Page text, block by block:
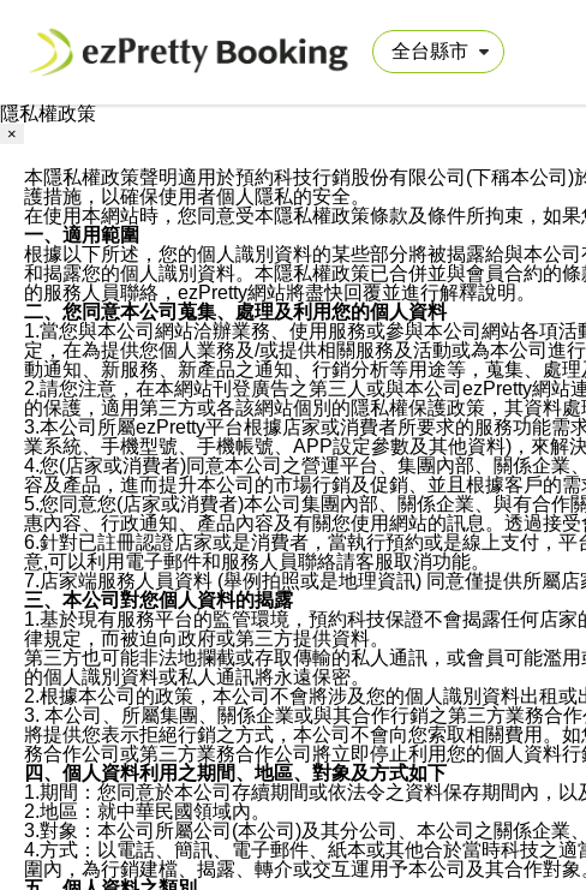
隱私權政策
×
本隱私權政策聲明適用於預約科技行銷股份有限公司(下稱本公司
護措施，以確保使用者個人隱私的安全。
在使用本網站時，您同意受本隱私權政策條款及條件所拘束，如
一、適用範圍
根據以下所述，您的個人識別資料的某些部分將被揭露給與本公
和揭露您的個人識別資料。本隱私權政策已合併並與會員合約的
的服務人員聯絡，ezPretty網站將盡快回覆並進行解釋說明。
二、您同意本公司蒐集、處理及利用您的個人資料
1.當您與本公司網站洽辦業務、使用服務或參與本公司網站各項
定，在為提供您個人業務及/或提供相關服務及活動或為本公司進
動通知、新服務、新產品之通知、行銷分析等用途等，蒐集、處理
2.請您注意，在本網站刊登廣告之第三人或與本公司ezPretty網
的保護，適用第三方或各該網站個別的隱私權保護政策，其資料
3.本公司所屬ezPretty平台根據店家或消費者所要求的服務功能
業系統、手機型號、手機帳號、APP設定參數及其他資料)，來解
4.您(店家或消費者)同意本公司之營運平台、集團內部、關係企
容及產品，進而提升本公司的市場行銷及促銷、並且根據客戶的
5.您同意您(店家或消費者)本公司集團內部、關係企業、與有合
惠內容、行政通知、產品內容及有關您使用網站的訊息。透過接
6.針對已註冊認證店家或是消費者，當執行預約或是線上支付，
意,可以利用電子郵件和服務人員聯絡請客服取消功能。
7.店家端服務人員資料 (舉例拍照或是地理資訊) 同意僅提供所屬
三、本公司對您個人資料的揭露
1.基於現有服務平台的監管環境，預約科技保證不會揭露任何店
律規定，而被迫向政府或第三方提供資料。
第三方也可能非法地攔截或存取傳輸的私人通訊，或會員可能濫
的個人識別資料或私人通訊將永遠保密。
2.根據本公司的政策，本公司不會將涉及您的個人識別資料出租或
3. 本公司、所屬集團、關係企業或與其合作行銷之第三方業務合
將提供您表示拒絕行銷之方式，本公司不會向您索取相關費用。
務合作公司或第三方業務合作公司將立即停止利用您的個人資料行
四、個人資料利用之期間、地區、對象及方式如下
1.期間：您同意於本公司存續期間或依法令之資料保存期間內，
2.地區：就中華民國領域內。
3.對象：本公司所屬公司(本公司)及其分公司、本公司之關係企業
4.方式：以電話、簡訊、電子郵件、紙本或其他合於當時科技之
圍內，為行銷建檔、揭露、轉介或交互運用予本公司及其合作對象